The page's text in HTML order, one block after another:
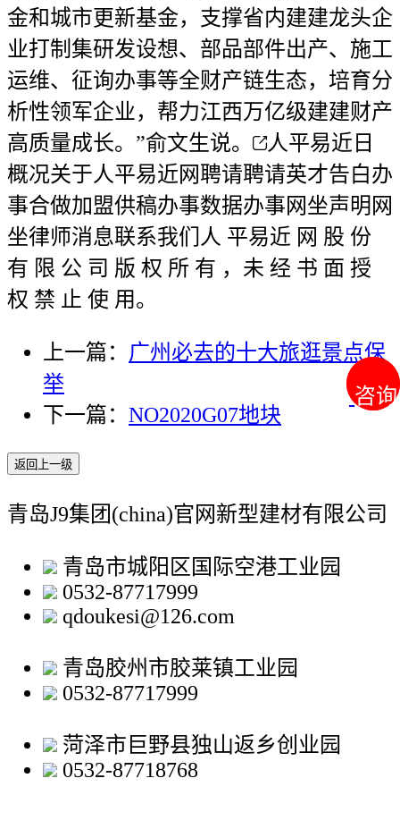
咨询
咨询
金和城市更新基金，支撑省内建建龙头企
业打制集研发设想、部品部件出产、施工
运维、征询办事等全财产链生态，培育分
析性领军企业，帮力江西万亿级建建财产
高质量成长。”俞文生说。
人平易近日
概况关于人平易近网聘请聘请英才告白办
事合做加盟供稿办事数据办事网坐声明网
坐律师消息联系我们人 平易近 网 股 份
有 限 公 司 版 权 所 有 ，未 经 书 面 授
权 禁 止 使 用。
上一篇： 广州必去的十大旅逛景点保
举
下一篇： NO2020G07地块
返回上一级
青岛J9集团(china)官网新型建材有限公司
青岛市城阳区国际空港工业园
0532-87717999
qdoukesi@126.com
青岛胶州市胶莱镇工业园
0532-87717999
菏泽市巨野县独山返乡创业园
0532-87718768